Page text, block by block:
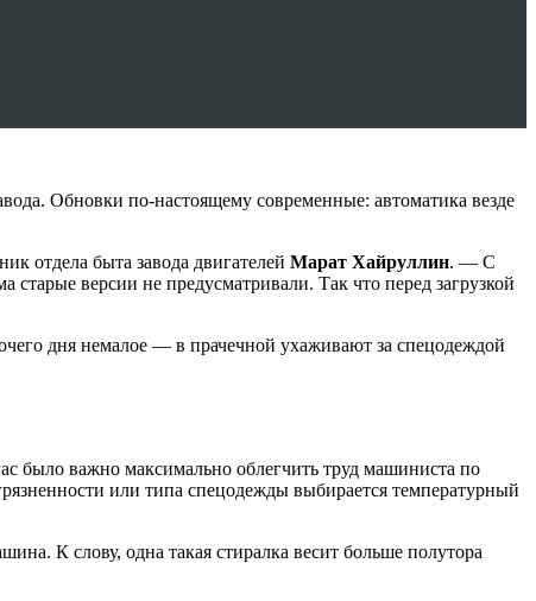
Обновки по-настоящему современные: автоматика везде
отдела быта завода двигателей Марат Хайруллин. — С
версии не предусматривали. Так что перед загрузкой
дня немалое — в прачечной ухаживают за спецодеждой
было важно максимально облегчить труд машиниста по
или типа спецодежды выбирается температурный
К слову, одна такая стиралка весит больше полутора